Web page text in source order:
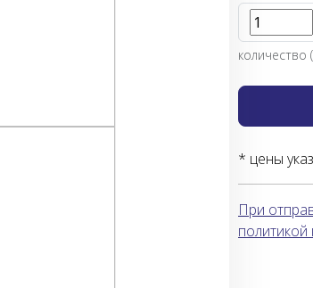
количество
* цены
При